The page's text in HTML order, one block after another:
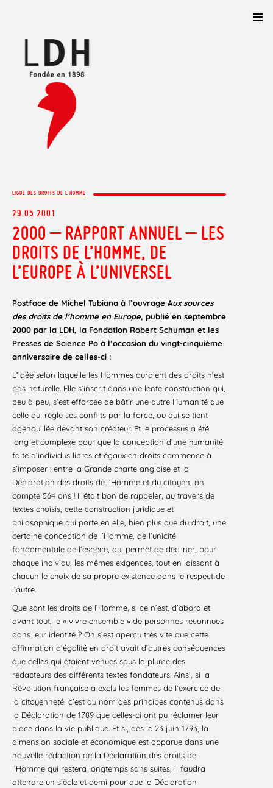
LIGUE DES DROITS DE L'HOMME
29.05.2001
2000 – RAPPORT ANNUEL – LES
DROITS DE L’HOMME, DE
L’EUROPE À L’UNIVERSEL
Postface de Michel Tubiana à l’ouvrage Aux sources
des droits de l’homme en Europe, publié en septembre
2000 par la LDH, la Fondation Robert Schuman et les
Presses de Science Po à l’occasion du vingt-cinquième
anniversaire de celles-ci :
L’idée selon laquelle les Hommes auraient des droits n’est
pas naturelle. Elle s’inscrit dans une lente construction qui,
peu à peu, s’est efforcée de bâtir une autre Humanité que
celle qui règle ses conflits par la force, ou qui se tient
agenouillée devant son créateur. Et le processus a été
long et complexe pour que la conception d’une humanité
faite d’individus libres et égaux en droits commence à
s’imposer : entre la Grande charte anglaise et la
Déclaration des droits de l’Homme et du citoyen, on
compte 564 ans ! Il était bon de rappeler, au travers de
textes choisis, cette construction juridique et
philosophique qui porte en elle, bien plus que du droit, une
certaine conception de l’Homme, de l’unicité
fondamentale de l’espèce, qui permet de décliner, pour
chaque individu, les mêmes exigences, tout en laissant à
chacun le choix de sa propre existence dans le respect de
l’autre.
Que sont les droits de l’Homme, si ce n’est, d’abord et
avant tout, le « vivre ensemble » de personnes reconnues
dans leur identité ? On s’est aperçu très vite que cette
affirmation d’égalité en droit avait d’autres conséquences
que celles qui étaient venues sous la plume des
rédacteurs des différents textes fondateurs. Ainsi, si la
Révolution française a exclu les femmes de l’exercice de
la citoyenneté, c’est au nom des principes contenus dans
la Déclaration de 1789 que celles-ci ont pu réclamer leur
place dans la vie publique. Et si, dès le 23 juin 1793, la
dimension sociale et économique est apparue dans une
nouvelle rédaction de la Déclaration des droits de
l’Homme qui restera longtemps sans suites, il faudra
attendre un siècle et demi pour que la Déclaration